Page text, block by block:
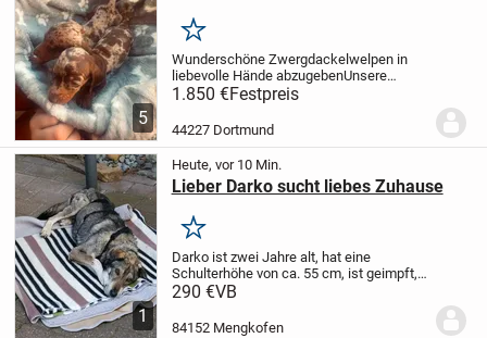
5
Merken
Wunderschöne Zwergdackelwelpen in
liebevolle Hände abzugebenUnsere
bezaubernden Zwergdackelwelpen
wurden am 22.06.2026 geboren und
dürfen ab der 12. Lebenswoche in ihr
1.850 €Festpreis
44227 Dortmund
1
Heute, vor 10 Min.
Lieber Darko sucht liebes Zuhause
Merken
Darko ist zwei Jahre alt, hat eine
Schulterhöhe von ca. 55 cm, ist geimpft,
gechipt und i. Besitz eines EU-
und unkompliziert. Mit Hündinnen versteht
290 €VB
84152 Mengkofen